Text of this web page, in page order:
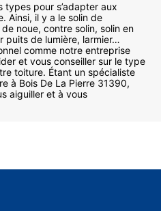
types pour s’adapter aux
Ainsi, il y a le solin de
noue, contre solin, solin en
puits de lumière, larmier…
comme notre entreprise
et vous conseiller sur le type
toiture. Étant un spécialiste
à Bois De La Pierre 31390,
aiguiller et à vous